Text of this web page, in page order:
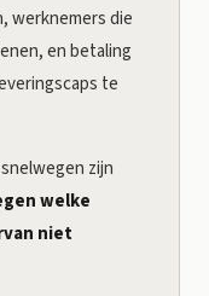
werknemers die
en betaling
te
zijn
welke
niet